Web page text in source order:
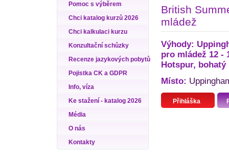
Pomoc s výběrem
Chci katalog kurzů 2026
Chci kalkulaci kurzu
Konzultační schůzky
Recenze jazykových pobytů
Pojistka CK a GDPR
Info, víza
Ke stažení - katalog 2026
Média
O nás
Kontakty
British
mládež
Výhody:
pro mládež 12 -
Hotspur,
Místo:
Přihláška